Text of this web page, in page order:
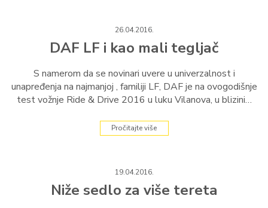
26.04.2016.
DAF LF i kao mali tegljač
S namerom da se novinari uvere u univerzalnost i
unapređenja na najmanjoj , familiji LF, DAF je na ovogodišnje
test vožnje Ride & Drive 2016 u luku Vilanova, u blizini…
Pročitajte više
19.04.2016.
Niže sedlo za više tereta